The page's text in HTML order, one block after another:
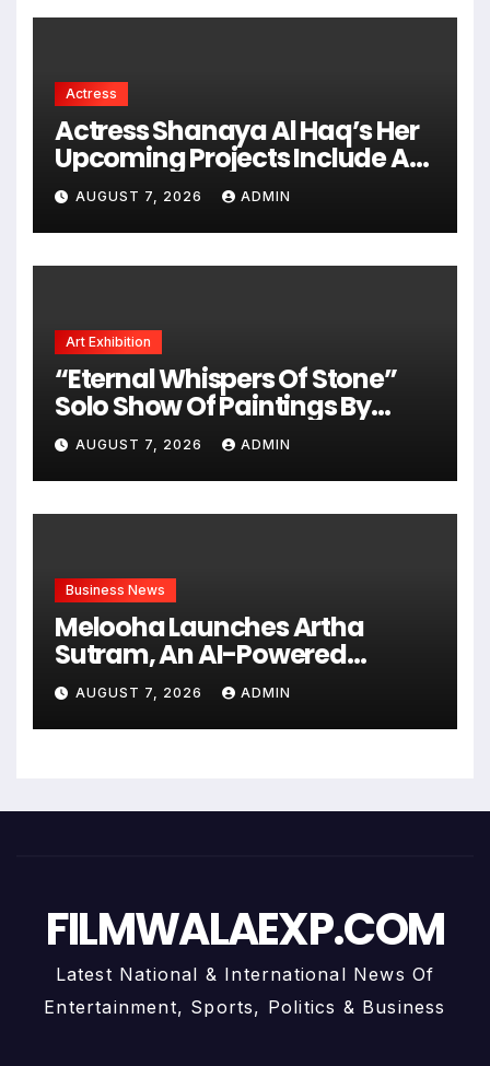
Actress
Actress Shanaya Al Haq’s Her
Upcoming Projects Include A
South Indian Film, Music
Videos, And A Television
Reality Show
AUGUST 7, 2026 ADMIN
Art Exhibition
“Eternal Whispers Of Stone”
Solo Show Of Paintings By
Uma Krishnamoorthy In Nehru
Centre Art Gallery
AUGUST 7, 2026 ADMIN
Business News
Melooha Launches Artha
Sutram, An AI-Powered
Wealth Intelligence Report For
Personalized Financial
Guidance
AUGUST 7, 2026 ADMIN
FILMWALAEXP.COM
Latest National & International News Of
Entertainment, Sports, Politics & Business